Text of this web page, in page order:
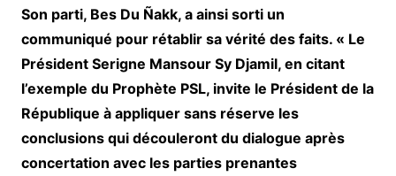
Son parti, Bes Du Ñakk, a ainsi sorti un
communiqué pour rétablir sa vérité des faits. « Le
Président Serigne Mansour Sy Djamil, en citant
l’exemple du Prophète PSL, invite le Président de la
République à appliquer sans réserve les
conclusions qui découleront du dialogue après
concertation avec les parties prenantes